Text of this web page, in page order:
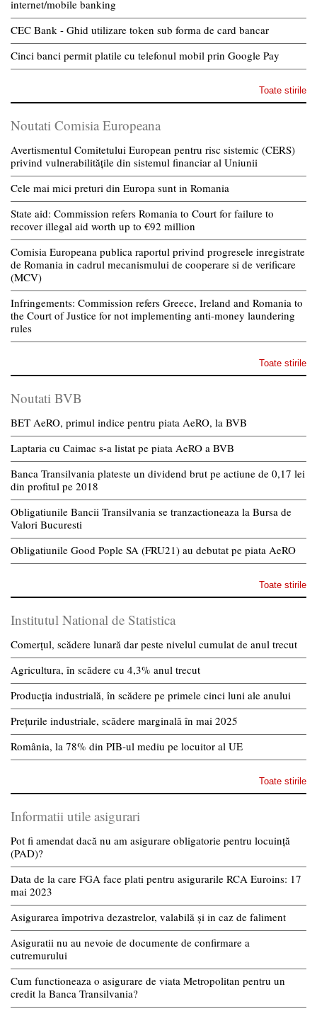
internet/mobile banking
CEC Bank - Ghid utilizare token sub forma de card bancar
Cinci banci permit platile cu telefonul mobil prin Google Pay
Toate stirile
Noutati Comisia Europeana
Avertismentul Comitetului European pentru risc sistemic (CERS)
privind vulnerabilitățile din sistemul financiar al Uniunii
Cele mai mici preturi din Europa sunt in Romania
State aid: Commission refers Romania to Court for failure to
recover illegal aid worth up to €92 million
Comisia Europeana publica raportul privind progresele inregistrate
de Romania in cadrul mecanismului de cooperare si de verificare
(MCV)
Infringements: Commission refers Greece, Ireland and Romania to
the Court of Justice for not implementing anti-money laundering
rules
Toate stirile
Noutati BVB
BET AeRO, primul indice pentru piata AeRO, la BVB
Laptaria cu Caimac s-a listat pe piata AeRO a BVB
Banca Transilvania plateste un dividend brut pe actiune de 0,17 lei
din profitul pe 2018
Obligatiunile Bancii Transilvania se tranzactioneaza la Bursa de
Valori Bucuresti
Obligatiunile Good Pople SA (FRU21) au debutat pe piata AeRO
Toate stirile
Institutul National de Statistica
Comerțul, scădere lunară dar peste nivelul cumulat de anul trecut
Agricultura, în scădere cu 4,3% anul trecut
Producția industrială, în scădere pe primele cinci luni ale anului
Prețurile industriale, scădere marginală în mai 2025
România, la 78% din PIB-ul mediu pe locuitor al UE
Toate stirile
Informatii utile asigurari
Pot fi amendat dacă nu am asigurare obligatorie pentru locuință
(PAD)?
Data de la care FGA face plati pentru asigurarile RCA Euroins: 17
mai 2023
Asigurarea împotriva dezastrelor, valabilă și in caz de faliment
Asiguratii nu au nevoie de documente de confirmare a
cutremurului
Cum functioneaza o asigurare de viata Metropolitan pentru un
credit la Banca Transilvania?